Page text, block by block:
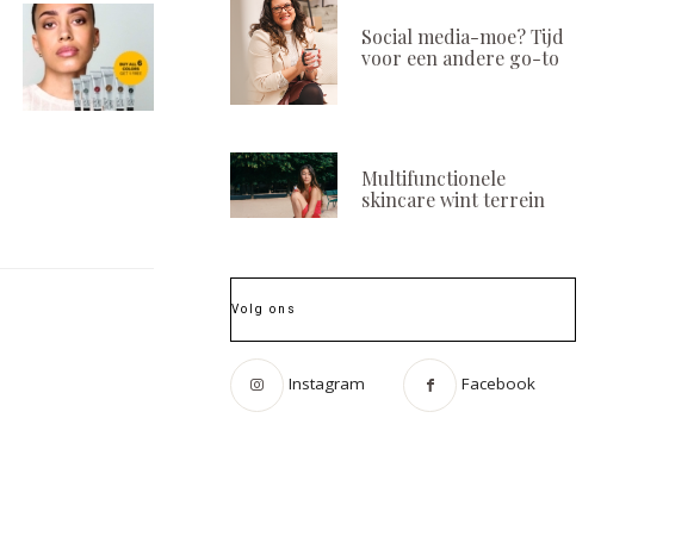
Social media-moe? Tijd
voor een andere go-to
Multifunctionele
skincare wint terrein
Volg ons
Instagram Facebook